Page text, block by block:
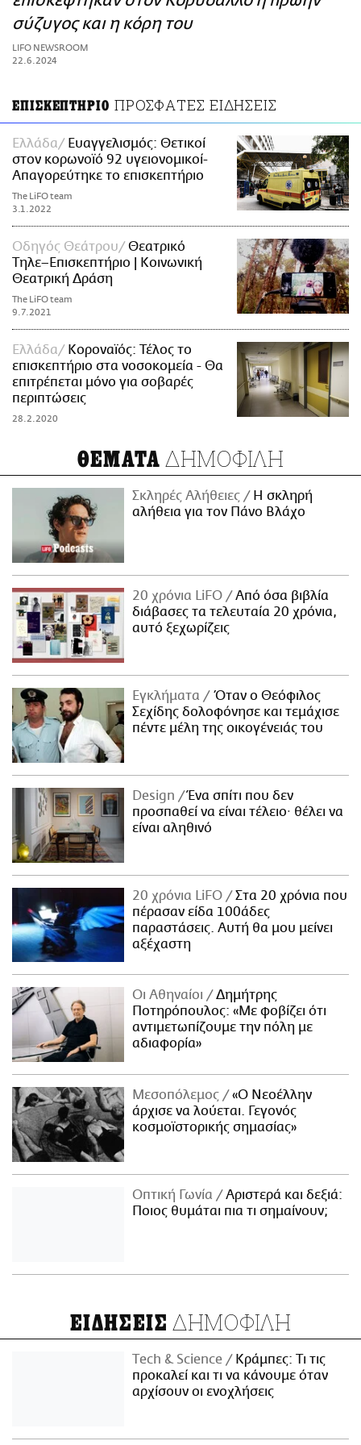
ΑΜΠΑ
PRINT
σύζυγος και η κόρη του
LIFO NEWSROOM
22.6.2024
ΕΠΙΣΚΕΠΤΗΡΙΟ ΠΡΟΣΦΑΤΕΣ ΕΙΔΗΣΕΙΣ
Ελλάδα
Ευαγγελισμός: Θετικοί
στον κορωνοϊό 92 υγειονομικοί-
Απαγορεύτηκε το επισκεπτήριο
The LiFO team
3.1.2022
Οδηγός Θεάτρου
Θεατρικό
Τηλε–Επισκεπτήριο | Κοινωνική
Θεατρική Δράση
The LiFO team
9.7.2021
Ελλάδα
Κοροναϊός: Τέλος το
επισκεπτήριο στα νοσοκομεία - Θα
επιτρέπεται μόνο για σοβαρές
περιπτώσεις
28.2.2020
ΘΕΜΑΤΑ ΔΗΜΟΦΙΛΗ
Σκληρές Αλήθειες
H σκληρή
αλήθεια για τον Πάνο Βλάχο
20 χρόνια LiFO
Από όσα βιβλία
διάβασες τα τελευταία 20 χρόνια,
αυτό ξεχωρίζεις
Εγκλήματα
Όταν ο Θεόφιλος
Σεχίδης δολοφόνησε και τεμάχισε
πέντε μέλη της οικογένειάς του
Design
Ένα σπίτι που δεν
προσπαθεί να είναι τέλειο· θέλει να
είναι αληθινό
20 χρόνια LiFO
Στα 20 χρόνια που
πέρασαν είδα 100άδες
παραστάσεις. Αυτή θα μου μείνει
αξέχαστη
Οι Αθηναίοι
Δημήτρης
Ποτηρόπουλος: «Με φοβίζει ότι
αντιμετωπίζουμε την πόλη με
αδιαφορία»
Μεσοπόλεμος
«Ο Νεοέλλην
άρχισε να λούεται. Γεγονός
κοσμοϊστορικής σημασίας»
Οπτική Γωνία
Αριστερά και δεξιά:
Ποιος θυμάται πια τι σημαίνουν;
ΕΙΔΗΣΕΙΣ ΔΗΜΟΦΙΛΗ
Τech & Science
Κράμπες: Τι τις
προκαλεί και τι να κάνουμε όταν
αρχίσουν οι ενοχλήσεις